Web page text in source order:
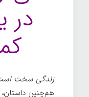
در
زندگی سخت
هم‌چنین